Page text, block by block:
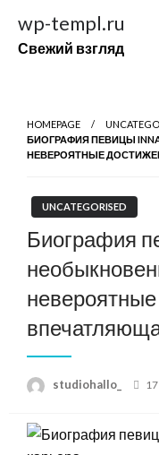
содержимому
wp-templ.ru
Свежий взгляд
HOMEPAGE
БИОГРАФИЯ ПЕВИЦЫ
НЕВЕРОЯТНЫЕ
UNCATEGORISED
Биография
studiohallo_